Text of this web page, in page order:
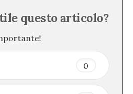
questo articolo?
0